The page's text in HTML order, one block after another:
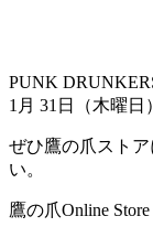
PUNK
1月 31日（木曜日
ぜひ鷹の爪スト
い。
鷹の爪Online Store